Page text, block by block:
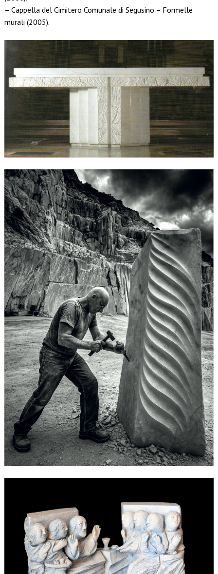
– Cappella del Cimitero Comunale di Segusino – Formelle
murali (2005).